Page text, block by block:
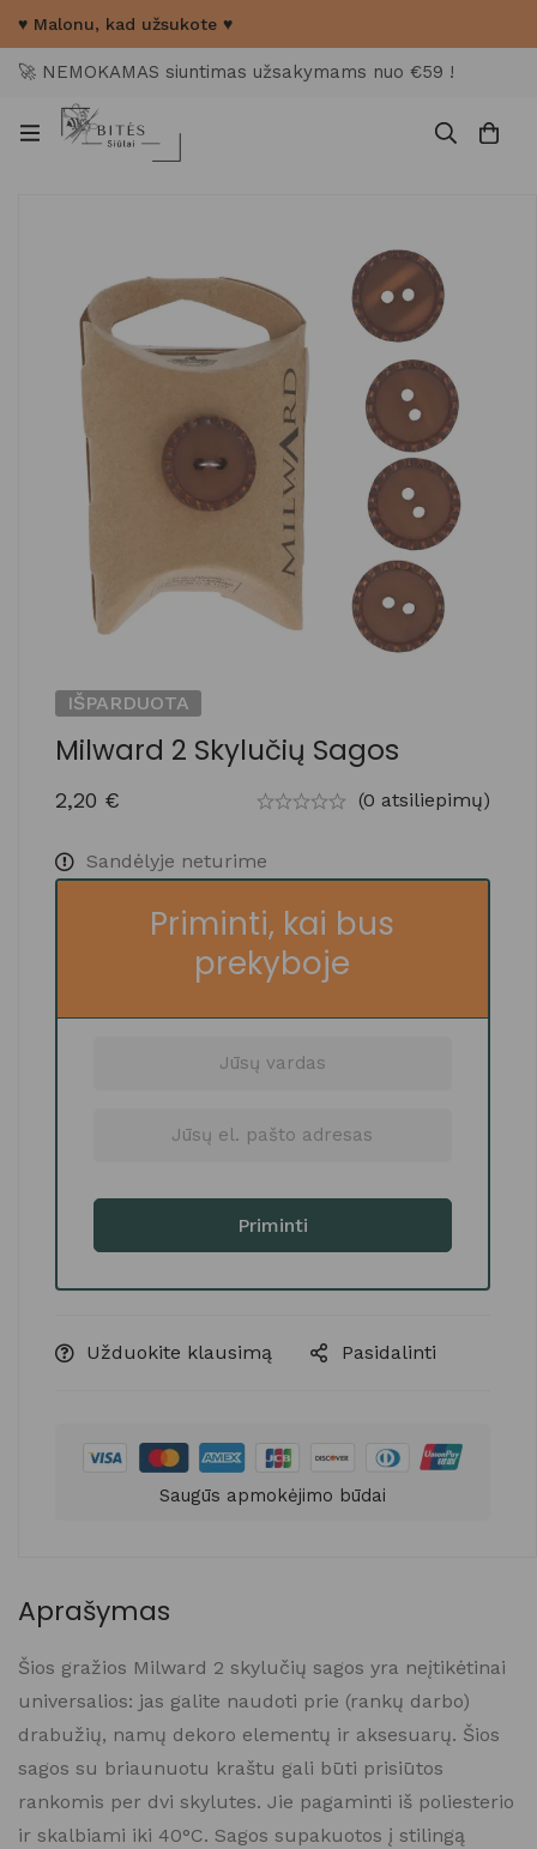
♥ Malonu, kad užsukote ♥
🚀 NEMOKAMAS siuntimas užsakymams nuo €59 !
IŠPARDUOTA
Milward 2 Skylučių Sagos
2,20 € (0 atsiliepimų)
Sandėlyje neturime
Priminti, kai bus
prekyboje
Užduokite klausimą Pasidalinti
Saugūs apmokėjimo būdai
Aprašymas
Šios gražios Milward 2 skylučių sagos yra neįtikėtinai
universalios: jas galite naudoti prie (rankų darbo)
drabužių, namų dekoro elementų ir aksesuarų. Šios
sagos su briaunuotu kraštu gali būti prisiūtos
rankomis per dvi skylutes. Jie pagaminti iš poliesterio
ir skalbiami iki 40°C. Sagos supakuotos į stilingą